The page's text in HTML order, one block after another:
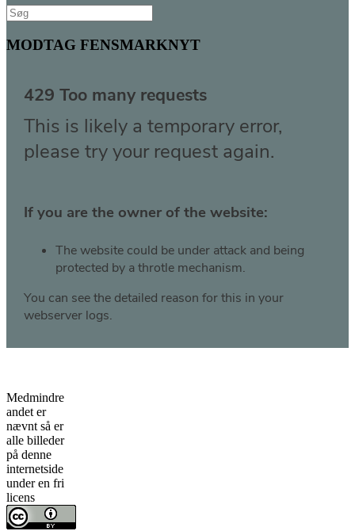
Søg
efter:
MODTAG FENSMARKNYT
Medmindre
andet er
nævnt så er
alle billeder
på denne
internetside
under en fri
licens